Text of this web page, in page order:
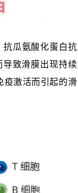
抗瓜氨酸化蛋白抗
致滑膜出现持续
疫激活而引起的滑